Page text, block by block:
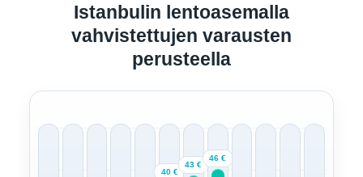
Istanbulin lentoasemalla
vahvistettujen varausten
perusteella
40 €
43 €
46 €